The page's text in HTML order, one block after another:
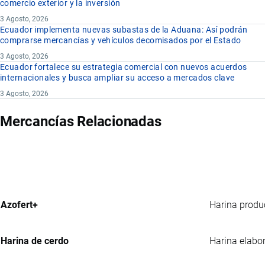
comercio exterior y la inversión
3 Agosto, 2026
Ecuador implementa nuevas subastas de la Aduana: Así podrán
comprarse mercancías y vehículos decomisados por el Estado
3 Agosto, 2026
Ecuador fortalece su estrategia comercial con nuevos acuerdos
internacionales y busca ampliar su acceso a mercados clave
3 Agosto, 2026
Mercancías Relacionadas
Azofert+ Harina
Harina de cerdo Harina